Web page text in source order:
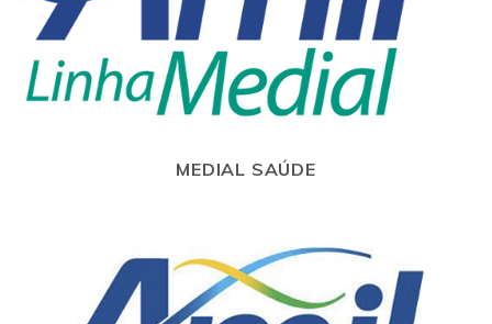
MEDIAL SAÚDE